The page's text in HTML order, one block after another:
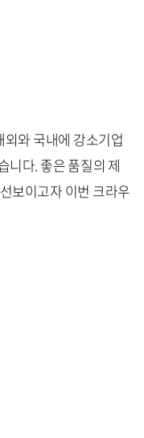
와 국내에 강소기업
니다. 좋은 품질의 제
보이고자 이번 크라우